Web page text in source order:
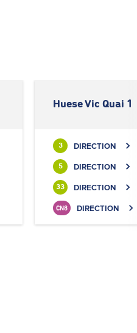
Huese Vic Quai 1
3 DIRECTION
5 DIRECTION
33 DIRECTION
CN8 DIRECTION